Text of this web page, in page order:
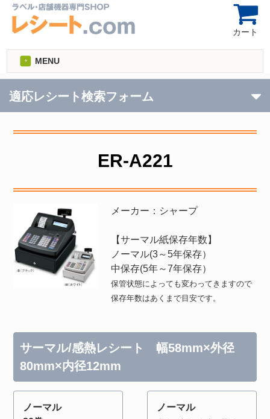
カート
MENU
適応レシート検索フォーム
ER-A221
メーカー：シャープ
【サーマル紙保存年数】
ノーマル(3～5年保存）
中保存(5年～7年保存）
保管状態によっても変わってきますので
保存年数はあくまで目安です。
サーマル/感熱レシート 幅58mm×外径
80mm×内径12mm
ノーマル
ノーマル